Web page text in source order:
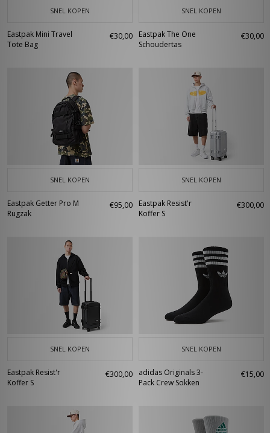
SNEL KOPEN
Eastpak Mini Travel
Tote Bag
€30,00
SNEL KOPEN
Eastpak The One
Schoudertas
€30,00
SNEL KOPEN
Eastpak Getter Pro M
Rugzak
€95,00
SNEL KOPEN
Eastpak Resist'r
Koffer S
€300,00
SNEL KOPEN
Eastpak Resist'r
Koffer S
€300,00
SNEL KOPEN
adidas Originals 3-
Pack Crew Sokken
€15,00